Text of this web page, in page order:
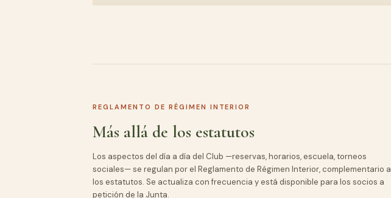
REGLAMENTO DE RÉGIMEN INTERIOR
Más allá de los estatutos
Los aspectos del día a día del Club —reservas, horarios, escuela, torneos
sociales— se regulan por el Reglamento de Régimen Interior, complementario a
los estatutos. Se actualiza con frecuencia y está disponible para los socios a
petición de la Junta.